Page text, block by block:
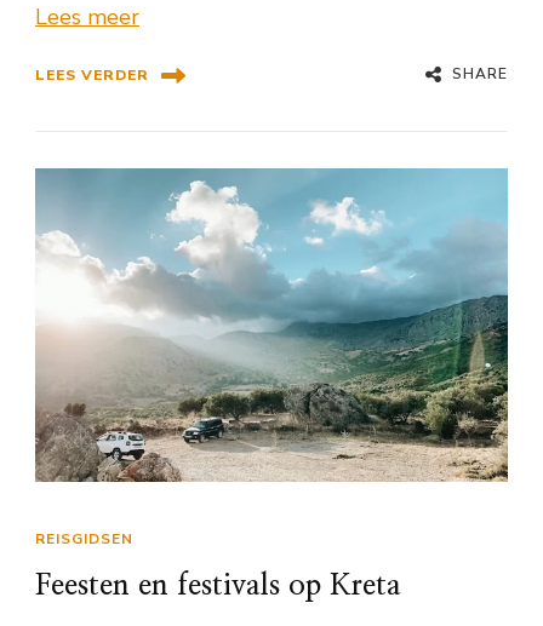
Lees meer
LEES VERDER SHARE
REISGIDSEN
Feesten en festivals op Kreta